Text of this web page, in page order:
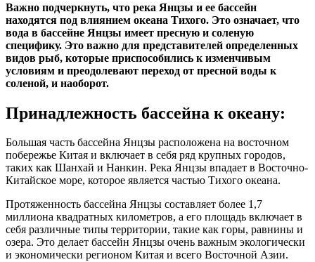
Важно подчеркнуть, что река Янцзы и ее бассейн
находятся под влиянием океана Тихого. Это означает, что
вода в бассейне Янцзы имеет пресную и соленую
специфику. Это важно для представителей определенных
видов рыб, которые приспособились к изменчивым
условиям и преодолевают переход от пресной воды к
соленой, и наоборот.
Принадлежность бассейна к океану:
Большая часть бассейна Янцзы расположена на восточном
побережье Китая и включает в себя ряд крупных городов,
таких как Шанхай и Нанкин. Река Янцзы впадает в Восточно-
Китайское море, которое является частью Тихого океана.
Протяженность бассейна Янцзы составляет более 1,7
миллиона квадратных километров, а его площадь включает в
себя различные типы территории, такие как горы, равнины и
озера. Это делает бассейн Янцзы очень важным экологически
и экономически регионом Китая и всего Восточной Азии.